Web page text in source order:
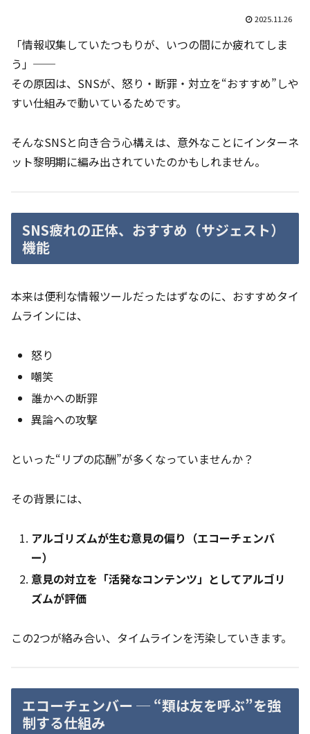
2025.11.26
「情報収集していたつもりが、いつの間にか疲れてしま
う」──
その原因は、SNSが、怒り・断罪・対立を“おすすめ”しや
すい仕組みで動いているためです。
そんなSNSと向き合う心構えは、意外なことにインターネ
ット黎明期に編み出されていたのかもしれません。
SNS疲れの正体、おすすめ （サジェスト）
機能
本来は便利な情報ツールだったはずなのに、おすすめタイ
ムラインには、
怒り
嘲笑
誰かへの断罪
異論への攻撃
といった“リプの応酬”が多くなっていませんか？
その背景には、
アルゴリズムが生む意見の偏り（エコーチェンバ
ー）
意見の対立を「活発なコンテンツ」としてアルゴリ
ズムが評価
この2つが絡み合い、タイムラインを汚染していきます。
エコーチェンバー ─ “類は友を呼ぶ”を強
制する仕組み